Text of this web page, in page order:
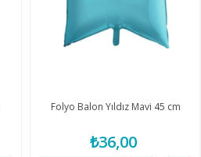
Folyo Balon Yıldız Mavi 45 cm
₺36,00